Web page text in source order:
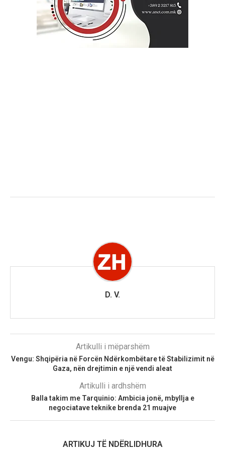
D. V.
Artikulli i mëparshëm
Vengu: Shqipëria në Forcën Ndërkombëtare të Stabilizimit në
Gaza, nën drejtimin e një vendi aleat
Artikulli i ardhshëm
Balla takim me Tarquinio: Ambicia jonë, mbyllja e
negociatave teknike brenda 21 muajve
ARTIKUJ TË NDËRLIDHURA